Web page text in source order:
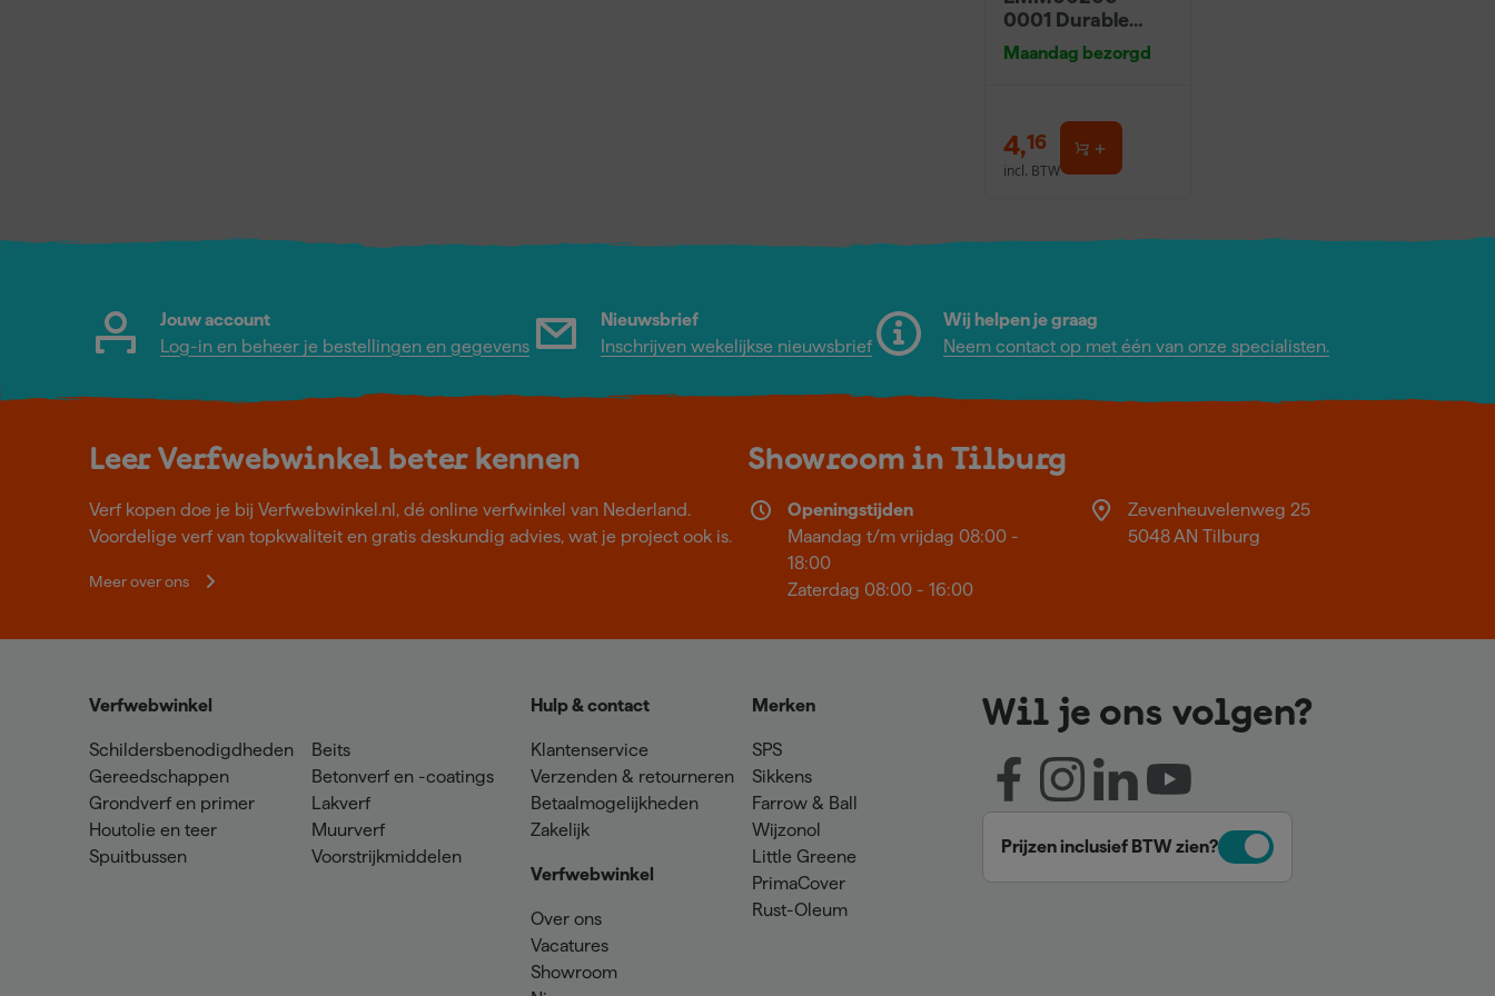
0001 Durable
Bouwemmer -
20L - Zwart
Maandag bezorgd
4,16
incl. BTW
Jouw account
Log-in en beheer je bestellingen en gegevens
Nieuwsbrief
Inschrijven wekelijkse nieuwsbrief
Wij helpen je graag
Neem contact op met één van onze specialisten.
Leer Verfwebwinkel beter kennen
Verf kopen doe je bij Verfwebwinkel.nl, dé online verfwinkel van Nederland.
Voordelige verf van topkwaliteit en gratis deskundig advies, wat je project ook is.
Meer over ons
Showroom in Tilburg
Openingstijden
Maandag t/m vrijdag 08:00 -
18:00
Zaterdag 08:00 - 16:00
Zevenheuvelenweg 25
5048 AN Tilburg
Verfwebwinkel
Schildersbenodigdheden
Gereedschappen
Grondverf en primer
Houtolie en teer
Spuitbussen
Beits
Betonverf en -coatings
Lakverf
Muurverf
Voorstrijkmiddelen
Hulp & contact
Klantenservice
Verzenden & retourneren
Betaalmogelijkheden
Zakelijk
Verfwebwinkel
Over ons
Vacatures
Showroom
Merken
SPS
Sikkens
Farrow & Ball
Wijzonol
Little Greene
PrimaCover
Rust-Oleum
Wil je ons volgen?
Prijzen inclusief BTW zien?